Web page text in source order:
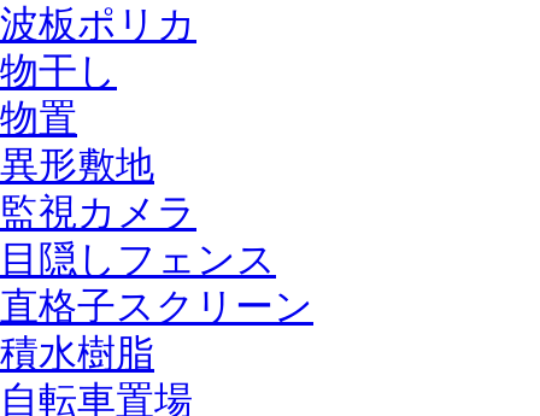
波板ポリカ
物干し
物置
異形敷地
監視カメラ
目隠しフェンス
直格子スクリーン
積水樹脂
自転車置場